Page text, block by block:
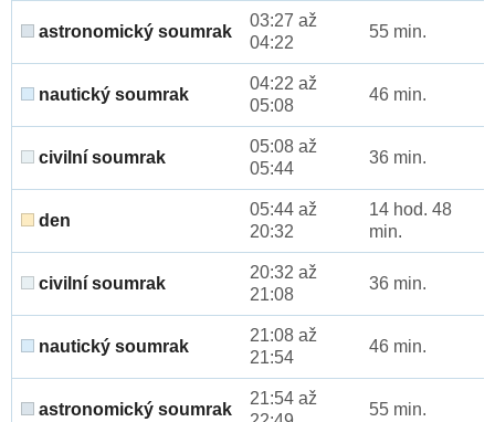
astronomický soumrak
03:27 až
04:22
55 min.
nautický soumrak
04:22 až
05:08
46 min.
civilní soumrak
05:08 až
05:44
36 min.
den
05:44 až
20:32
14 hod. 48
min.
civilní soumrak
20:32 až
21:08
36 min.
nautický soumrak
21:08 až
21:54
46 min.
astronomický soumrak
21:54 až
55 min.